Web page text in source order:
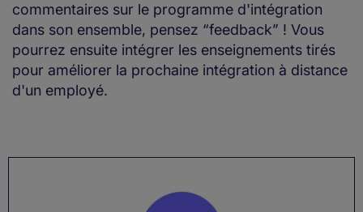
commentaires sur le programme d'intégration
dans son ensemble, pensez “feedback” ! Vous
pourrez ensuite intégrer les enseignements tirés
pour améliorer la prochaine intégration à distance
d'un employé.